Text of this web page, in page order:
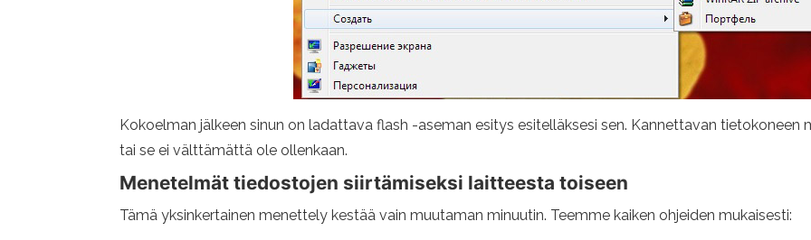
Kokoelman jälkeen sinun on ladattava flash -aseman esitys esitelläksesi sen. Kannettavan tietokoneen
tai se ei välttämättä ole ollenkaan.
Menetelmät tiedostojen siirtämiseksi laitteesta toiseen
Tämä yksinkertainen menettely kestää vain muutaman minuutin. Teemme kaiken ohjeiden mukaisesti: